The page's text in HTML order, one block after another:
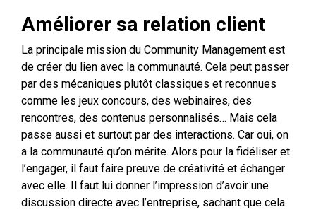
Améliorer sa relation client
La principale mission du Community Management est
de créer du lien avec la communauté. Cela peut passer
par des mécaniques plutôt classiques et reconnues
comme les jeux concours, des webinaires, des
rencontres, des contenus personnalisés… Mais cela
passe aussi et surtout par des interactions. Car oui, on
a la communauté qu’on mérite. Alors pour la fidéliser et
l’engager, il faut faire preuve de créativité et échanger
avec elle. Il faut lui donner l’impression d’avoir une
discussion directe avec l’entreprise, sachant que cela